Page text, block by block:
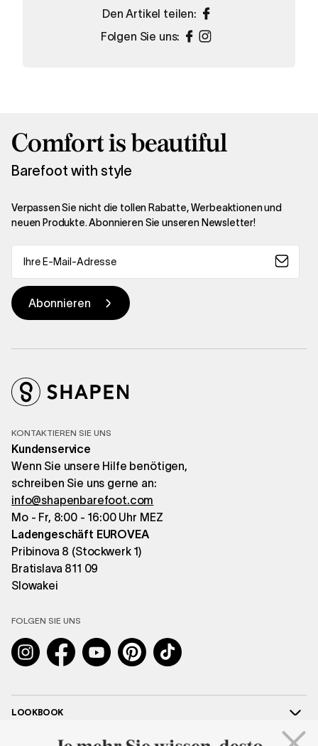
Den Artikel teilen:
Folgen Sie uns:
Comfort is beautiful
Barefoot with style
Verpassen Sie nicht die tollen Rabatte, Werbeaktionen und
neuen Produkte. Abonnieren Sie unseren Newsletter!
KONTAKTIEREN SIE UNS
Kundenservice
Wenn Sie unsere Hilfe benötigen,
schreiben Sie uns gerne an:
info@shapenbarefoot.com
Mo - Fr, 8:00 - 16:00 Uhr MEZ
Ladengeschäft EUROVEA
Pribinova 8 (Stockwerk 1)
Bratislava 811 09
Slowakei
FOLGEN SIE UNS
InstagramFacebookYouTubePinterestTikTok
LOOKBOOK